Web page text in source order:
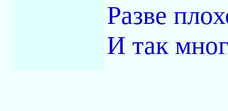
Разве
И так